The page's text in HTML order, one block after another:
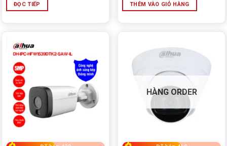
ĐỌC TIẾP THÊM VÀO GIỎ HÀNG
HÀNG ORDER